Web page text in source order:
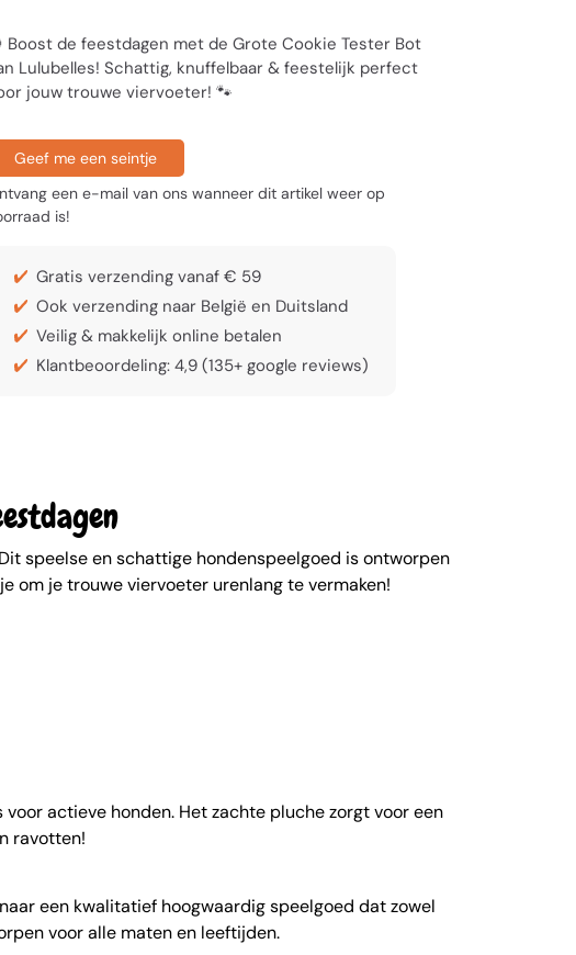
Boost de feestdagen met de Grote Cookie Tester Bot
Lulubelles! Schattig, knuffelbaar & feestelijk perfect
jouw trouwe viervoeter! 🐾
Geef me een seintje
een e-mail van ons wanneer dit artikel weer op
is!
Gratis verzending vanaf € 59
Ook verzending naar België en Duitsland
Veilig & makkelijk online betalen
Klantbeoordeling: 4,9 (135+ google reviews)
speelse en schattige hondenspeelgoed is ontworpen
om je trouwe viervoeter urenlang te vermaken!
actieve honden. Het zachte pluche zorgt voor een
ravotten!
een kwalitatief hoogwaardig speelgoed dat zowel
voor alle maten en leeftijden.